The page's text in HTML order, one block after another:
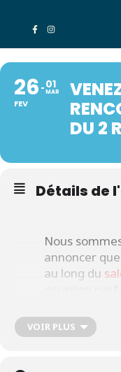
26
FEV
01
MAR
DU 2
Détails de
Nous
annoncer
au long du
randonnées
faire
VOIR PLUS